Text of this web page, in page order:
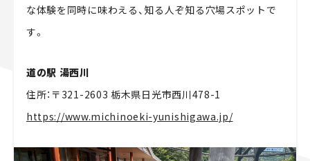
な体験を同時に味わえる、知る人ぞ知る穴場スポットで
す。
道の駅 湯西川
住所：〒321-2603 栃木県日光市西川478-1
https://www.michinoeki-yunishigawa.jp/